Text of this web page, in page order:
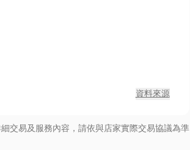
資料來源
交易及服務內容，請依與店家實際交易協議為準